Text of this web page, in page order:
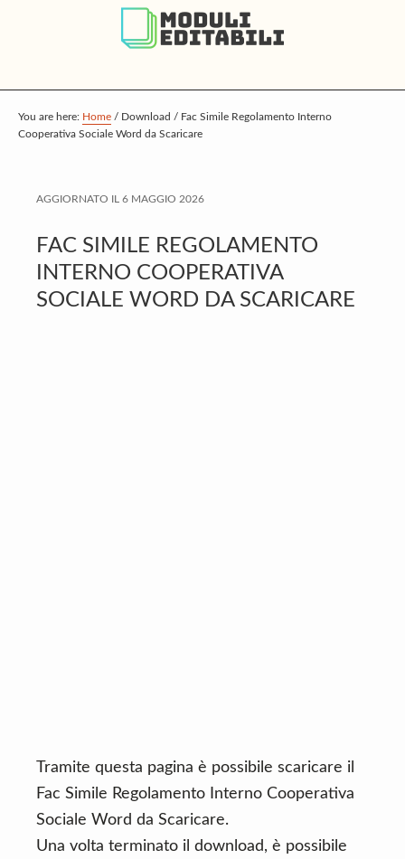
p
t
o
a
n
o
p
t
o
r
m
r
p
t
o
o
t
r
You are here: Home / Download / Fac Simile Regolamento Interno
Cooperativa Sociale Word da Scaricare
AGGIORNATO IL 6 MAGGIO 2026
FAC SIMILE REGOLAMENTO
INTERNO COOPERATIVA
SOCIALE WORD DA SCARICARE
Tramite questa pagina è possibile scaricare il
Fac Simile Regolamento Interno Cooperativa
Sociale Word da Scaricare.
Una volta terminato il download, è possibile